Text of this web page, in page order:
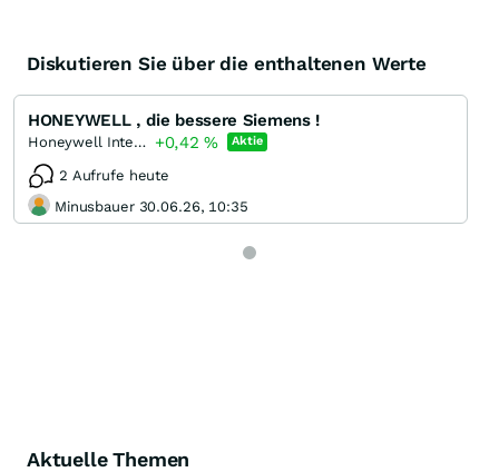
Diskutieren Sie über die enthaltenen Werte
HONEYWELL , die bessere Siemens !
Honeywell International +0,42% Aktie
2 Aufrufe heute
Minusbauer 30.06.26, 10:35
Aktuelle Themen